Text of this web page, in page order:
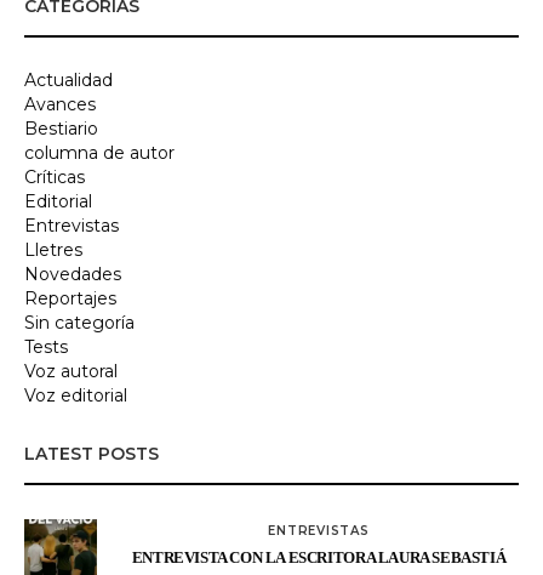
CATEGORÍAS
Actualidad
Avances
Bestiario
columna de autor
Críticas
Editorial
Entrevistas
Lletres
Novedades
Reportajes
Sin categoría
Tests
Voz autoral
Voz editorial
LATEST POSTS
ENTREVISTAS
ENTREVISTA CON LA ESCRITORA LAURA SEBASTIÁ